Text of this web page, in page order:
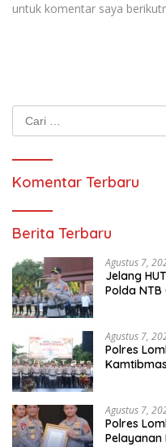
untuk komentar saya
Cari
untuk:
Komentar Terbaru
Berita Terbaru
Agustus 7,
Jelang
Polda
Agustus 7,
Polres
Agustus 7,
Polres
Pelayanan